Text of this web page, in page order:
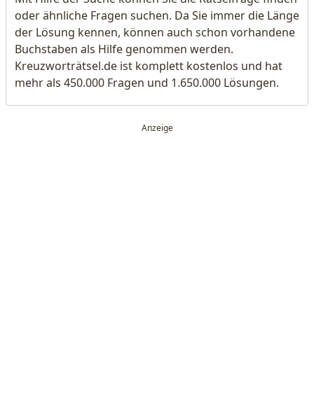
oder ähnliche Fragen suchen. Da Sie immer die Länge
der Lösung kennen, können auch schon vorhandene
Buchstaben als Hilfe genommen werden.
Kreuzworträtsel.de ist komplett kostenlos und hat
mehr als 450.000 Fragen und 1.650.000 Lösungen.